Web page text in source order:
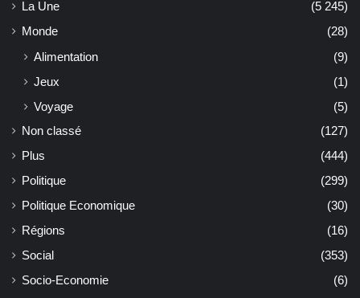
La Une
(5 245)
Monde
(28)
Alimentation
(9)
Jeux
(1)
Voyage
(5)
Non classé
(127)
Plus
(444)
Politique
(299)
Politique Economique
(30)
Régions
(16)
Social
(353)
Socio-Economie
(6)